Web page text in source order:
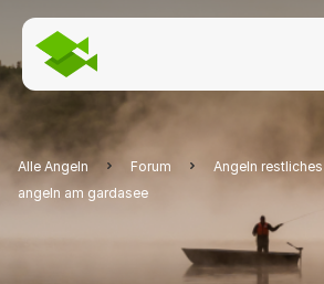
Alle Angeln Forum
Angeln
angeln am gardasee